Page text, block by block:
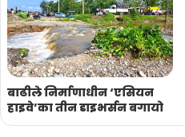
बाढीले निर्माणाधीन ‘एसियन
हाइवे’का तीन डाइभर्सन बगायो